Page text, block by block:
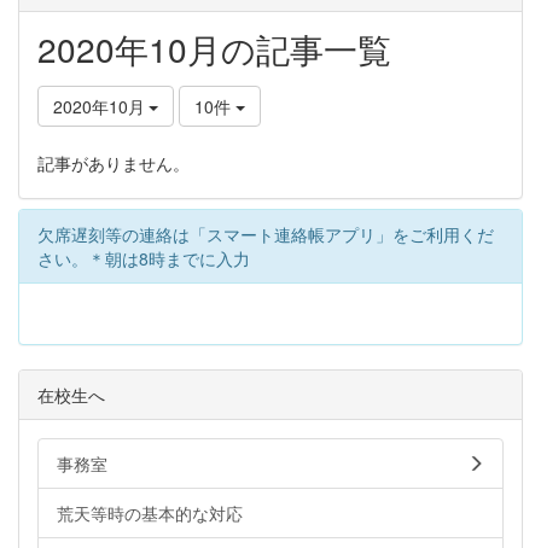
2020年10月の記事一覧
2020年10月 10件
記事がありません。
欠席遅刻等の連絡は「スマート連絡帳アプリ」をご利用くだ
さい。＊朝は8時までに入力
在校生へ
事務室
荒天等時の基本的な対応